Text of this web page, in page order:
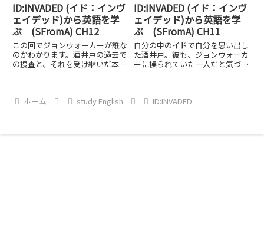
ID:INVADED (イド：インヴ
ェイデッド)から英語を学
ぶ (SFromA) CH12
この回でジョンウォーカーが誰な
のかわかります。酒井戸の過去で
の捜査と、それを受け継いだ本堂
ID:INVADED (イド：インヴ
ェイデッド)から英語を学
ぶ (SFromA) CH11
自分の中のイドで自分を思い出し
た酒井戸。彼も、ジョンウォーカ
ーに操られていた一人だと気づ
る。
ホーム study English ID:INVADED